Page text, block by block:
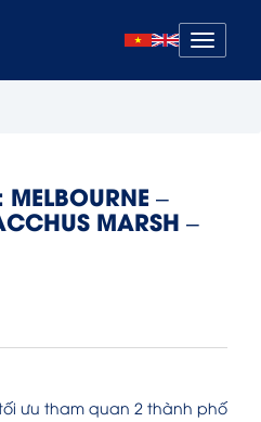
Mở
menu
–
MARSH –
ưu tham quan 2 thành phố